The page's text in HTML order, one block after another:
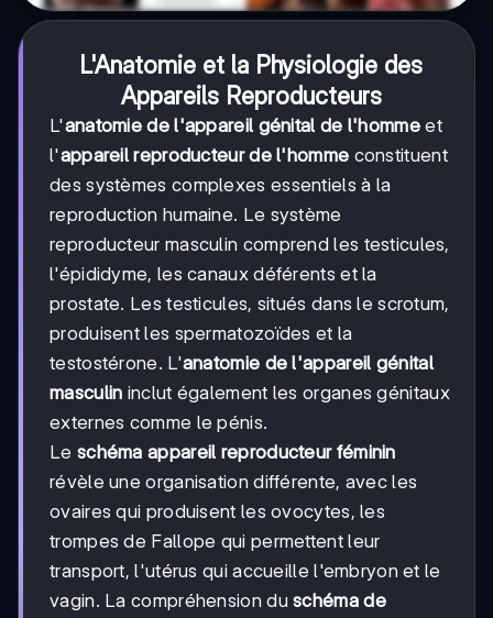
L'Anatomie et la Physiologie des
Appareils Reproducteurs
L'anatomie de l'appareil génital de l'hommeet
l'appareil reproducteur de l'homme constituent
des systèmes complexes essentiels à la
reproduction humaine. Le système
reproducteur masculin comprend les testicules,
l'épididyme, les canaux déférents et la
prostate. Les testicules, situés dans le scrotum,
produisent les spermatozoïdes et la
testostérone. L'anatomie de l'appareil génital
masculin inclut également les organes génitaux
externes comme le pénis.
Le schéma appareil reproducteur féminin
révèle une organisation différente, avec les
ovaires qui produisent les ovocytes, les
trompes de Fallope qui permettent leur
transport, l'utérus qui accueille l'embryon et le
vagin. La compréhension duschéma de